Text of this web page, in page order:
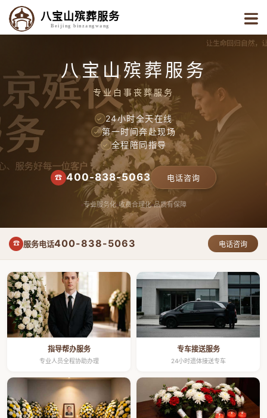
八宝山殡葬服务
Beijing binzangwang
八宝山殡葬服务
专业白事丧葬服务
✓ 24小时全天在线
✓ 第一时间奔赴现场
✓ 全程陪同指导
☎ 400-838-5063 电话咨询
专业服务化 收费合理化 品质有保障
☎ 服务电话400-838-5063 电话咨询
指导帮办服务
专业人员全程协助办理
专车接送服务
24小时遗体接送专车